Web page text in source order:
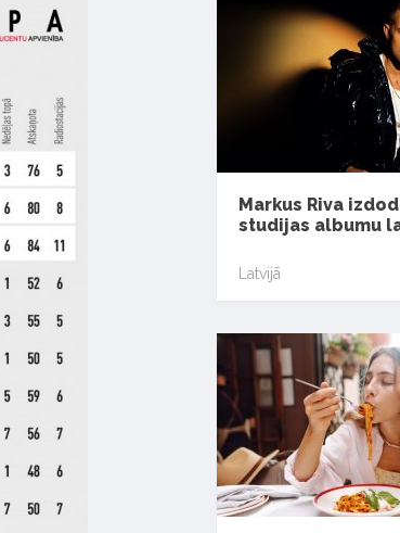
Markus Riva
studijas albumu
Latvijā